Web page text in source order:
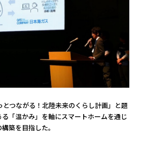
つながる！北陸未来のくらし計画」と題
「温かみ」を軸にスマートホームを通じ
築を目指した。